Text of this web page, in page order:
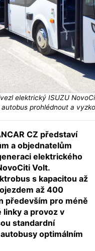
elektrický ISUZU
prohlédnout a
CZ představí
a objednatelům
elektrického
Volt.
s kapacitou až
až 400
především pro méně
a provoz v
standardní
optimálním